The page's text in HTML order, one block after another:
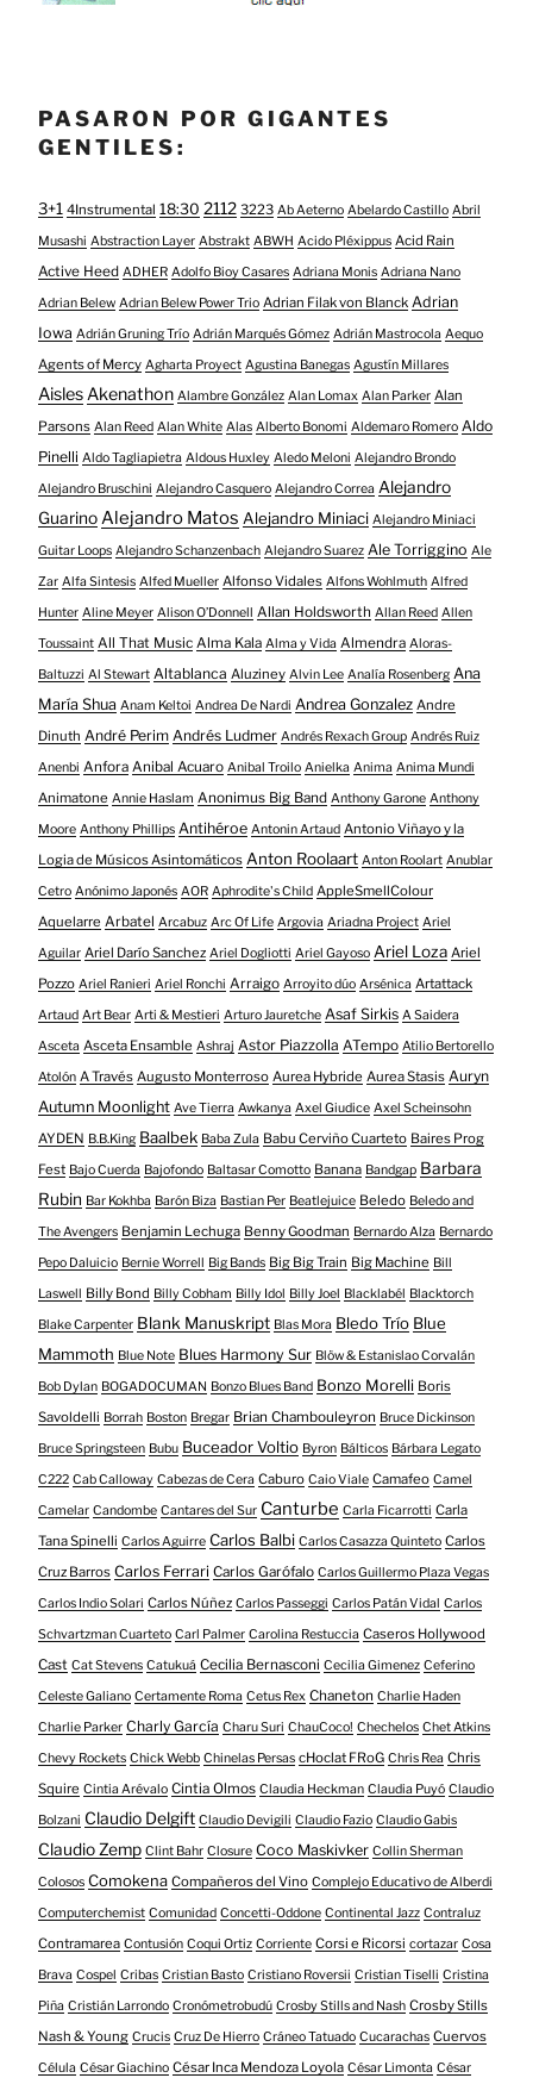
PASARON POR GIGANTES
GENTILES:
3+1 4Instrumental 18:30 2112 3223 Ab Aeterno Abelardo Castillo Abril
Musashi Abstraction Layer Abstrakt ABWH Acido Pléxippus Acid Rain
Active Heed ADHER Adolfo Bioy Casares Adriana Monis Adriana Nano
Adrian Belew Adrian Belew Power Trio Adrian Filak von Blanck Adrian
Iowa Adrián Gruning Trío Adrián Marqués Gómez Adrián Mastrocola Aequo
Agents of Mercy Agharta Proyect Agustina Banegas Agustín Millares
AislesAkenathon Alambre González Alan Lomax Alan Parker Alan
Parsons Alan Reed Alan White Alas Alberto Bonomi Aldemaro Romero Aldo
Pinelli Aldo Tagliapietra Aldous Huxley Aledo Meloni Alejandro Brondo
Alejandro Bruschini Alejandro Casquero Alejandro Correa Alejandro
GuarinoAlejandro Matos Alejandro Miniaci Alejandro Miniaci
Guitar Loops Alejandro Schanzenbach Alejandro Suarez Ale Torriggino Ale
Zar Alfa Sintesis Alfed Mueller Alfonso Vidales Alfons Wohlmuth Alfred
Hunter Aline Meyer Alison O​’​Donnell Allan Holdsworth Allan Reed Allen
Toussaint All That Music Alma Kala Alma y Vida Almendra Aloras-
Baltuzzi Al Stewart Altablanca Aluziney Alvin Lee Analía Rosenberg Ana
María Shua Anam Keltoi Andrea De Nardi Andrea Gonzalez Andre
Dinuth André Perim Andrés Ludmer Andrés Rexach Group Andrés Ruiz
Anenbi Anfora Anibal Acuaro Anibal Troilo Anielka Anima Anima Mundi
Animatone Annie Haslam Anonimus Big Band Anthony Garone Anthony
Moore Anthony Phillips Antihéroe Antonin Artaud Antonio Viñayo y la
Logia de Músicos Asintomáticos Anton Roolaart Anton Roolart Anublar
Cetro Anónimo Japonés AOR Aphrodite's Child AppleSmellColour
Aquelarre Arbatel Arcabuz Arc Of Life Argovia Ariadna Project Ariel
Aguilar Ariel Darío Sanchez Ariel Dogliotti Ariel Gayoso Ariel Loza Ariel
Pozzo Ariel Ranieri Ariel Ronchi Arraigo Arroyito dúo Arsénica Artattack
Artaud Art Bear Arti & Mestieri Arturo Jauretche Asaf Sirkis A Saidera
Asceta Asceta Ensamble Ashraj Astor Piazzolla ATempo Atilio Bertorello
Atolón A Través Augusto Monterroso Aurea Hybride Aurea Stasis Auryn
Autumn Moonlight Ave Tierra Awkanya Axel Giudice Axel Scheinsohn
AYDEN B.B.King Baalbek Baba Zula Babu Cerviño Cuarteto Baires Prog
Fest Bajo Cuerda Bajofondo Baltasar Comotto Banana Bandgap Barbara
Rubin Bar Kokhba Barón Biza Bastian Per Beatlejuice Beledo Beledo and
The Avengers Benjamin Lechuga Benny Goodman Bernardo Alza Bernardo
Pepo Daluicio Bernie Worrell Big Bands Big Big Train Big Machine Bill
Laswell
Billy Bond Billy Cobham Billy Idol Billy Joel Blacklabél Blacktorch
Blake Carpenter Blank Manuskript Blas Mora Bledo Trío Blue
Mammoth Blue Note Blues Harmony Sur Blöw & Estanislao Corvalán
Bob Dylan BOGADOCUMAN Bonzo Blues Band Bonzo Morelli Boris
Savoldelli Borrah Boston Bregar Brian Chambouleyron Bruce Dickinson
Bruce Springsteen Bubu Buceador Voltio Byron Bálticos Bárbara Legato
C222 Cab Calloway Cabezas de Cera Caburo Caio Viale Camafeo Camel
Camelar Candombe Cantares del Sur Canturbe Carla Ficarrotti Carla
Tana Spinelli Carlos Aguirre Carlos Balbi Carlos Casazza Quinteto Carlos
Cruz Barros Carlos Ferrari Carlos Garófalo Carlos Guillermo Plaza Vegas
Carlos Indio Solari Carlos Núñez Carlos Passeggi Carlos Patán Vidal Carlos
Schvartzman Cuarteto Carl Palmer Carolina Restuccia Caseros Hollywood
Cast Cat Stevens Catukuá Cecilia Bernasconi Cecilia Gimenez Ceferino
Celeste Galiano Certamente Roma Cetus Rex Chaneton Charlie Haden
Charlie Parker Charly García Charu Suri ChauCoco! Chechelos Chet Atkins
Chevy Rockets Chick Webb Chinelas Persas cHoclat FRoG Chris Rea Chris
Squire Cintia Arévalo Cintia Olmos Claudia Heckman Claudia Puyó Claudio
Bolzani Claudio Delgift Claudio Devigili Claudio Fazio Claudio Gabis
Claudio Zemp Clint Bahr Closure Coco Maskivker Collin Sherman
Colosos Comokena Compañeros del Vino Complejo Educativo de Alberdi
Computerchemist Comunidad Concetti-Oddone Continental Jazz Contraluz
Contramarea Contusión Coqui Ortiz Corriente Corsi e Ricorsi cortazar Cosa
Brava Cospel Cribas Cristian Basto Cristiano Roversii Cristian Tiselli Cristina
Piña Cristián Larrondo Cronómetrobudú Crosby Stills and Nash Crosby Stills
Nash & Young Crucis Cruz De Hierro Cráneo Tatuado Cucarachas Cuervos
Célula César Giachino César Inca Mendoza Loyola César Limonta César